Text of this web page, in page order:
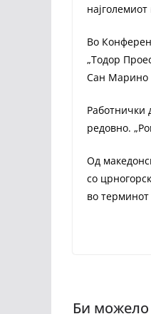
Во
„Тодор
Сан Марино
Работнички
редовно.
Од
со
во терминот